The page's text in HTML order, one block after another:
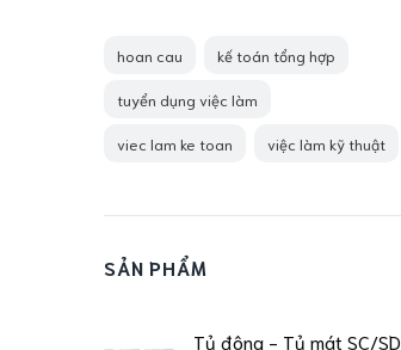
hoan cau kế toán tổng hợp
tuyển dụng việc làm
viec lam ke toan việc làm kỹ thuật
SẢN PHẨM
Tủ đông - Tủ mát SC/SD